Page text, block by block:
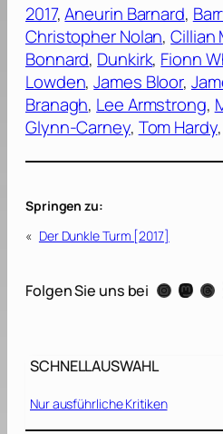
2017, Aneurin Barnard,
Christopher Nolan, Cillian
Bonnard, Dunkirk, Fionn
Lowden, James Bloor,
Branagh, Lee Armstrong,
Glynn-Carney, Tom Hardy,
Springen zu:
« Der Dunkle Turm [2017]
Folgen Sie uns bei Instagram Mastodon Threads
SCHNELLAUSWAHL
Nur ausführliche Kritiken